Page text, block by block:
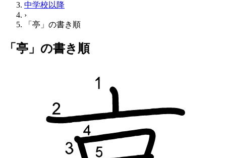
中学校以降
›
「亭」の書き順
「亭」の書き順